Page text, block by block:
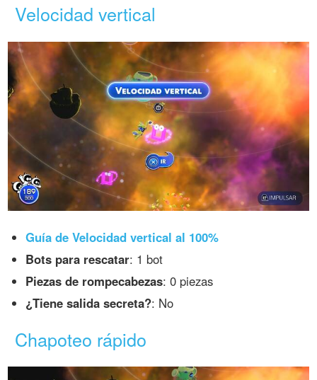
Velocidad vertical
Guía de Velocidad vertical al 100%
Bots para rescatar: 1 bot
Piezas de rompecabezas: 0 piezas
¿Tiene salida secreta?: No
Chapoteo rápido